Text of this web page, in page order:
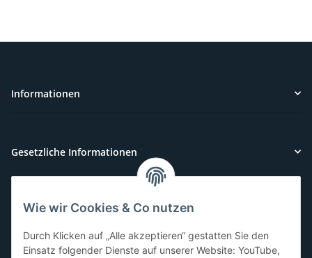
Informationen
Gesetzliche Informationen
Kundenservice
Sie benötigen Hilfe oder haben Fragen?
Wie wir Cookies & Co nutzen
Durch Klicken auf „Alle akzeptieren“ gestatten Sie den
Einsatz folgender Dienste auf unserer Website: YouTube,